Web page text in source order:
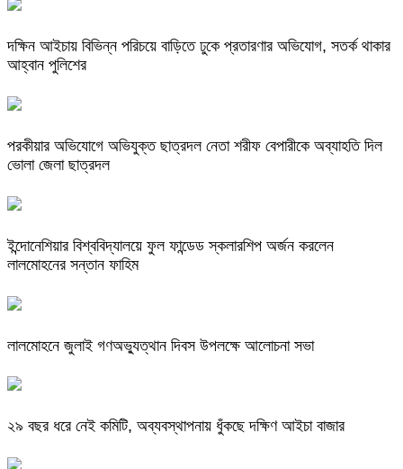
দক্ষিন আইচায় ‎বিভিন্ন পরিচয়ে বাড়িতে ঢুকে প্রতারণার অভিযোগ, সতর্ক থাকার
আহ্বান পুলিশের
পরকীয়ার অভিযোগে অভিযুক্ত ছাত্রদল নেতা শরীফ বেপারীকে অব্যাহতি দিল
ভোলা জেলা ছাত্রদল
ইন্দোনেশিয়ার বিশ্ববিদ্যালয়ে ফুল ফান্ডেড স্কলারশিপ অর্জন করলেন
লালমোহনের সন্তান ফাহিম
লালমোহনে জুলাই গণঅভ্যুত্থান দিবস উপলক্ষে আলোচনা সভা
২৯ বছর ধরে নেই কমিটি, অব্যবস্থাপনায় ধুঁকছে দক্ষিণ আইচা বাজার